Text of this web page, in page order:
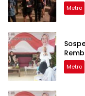
Metro
Metro